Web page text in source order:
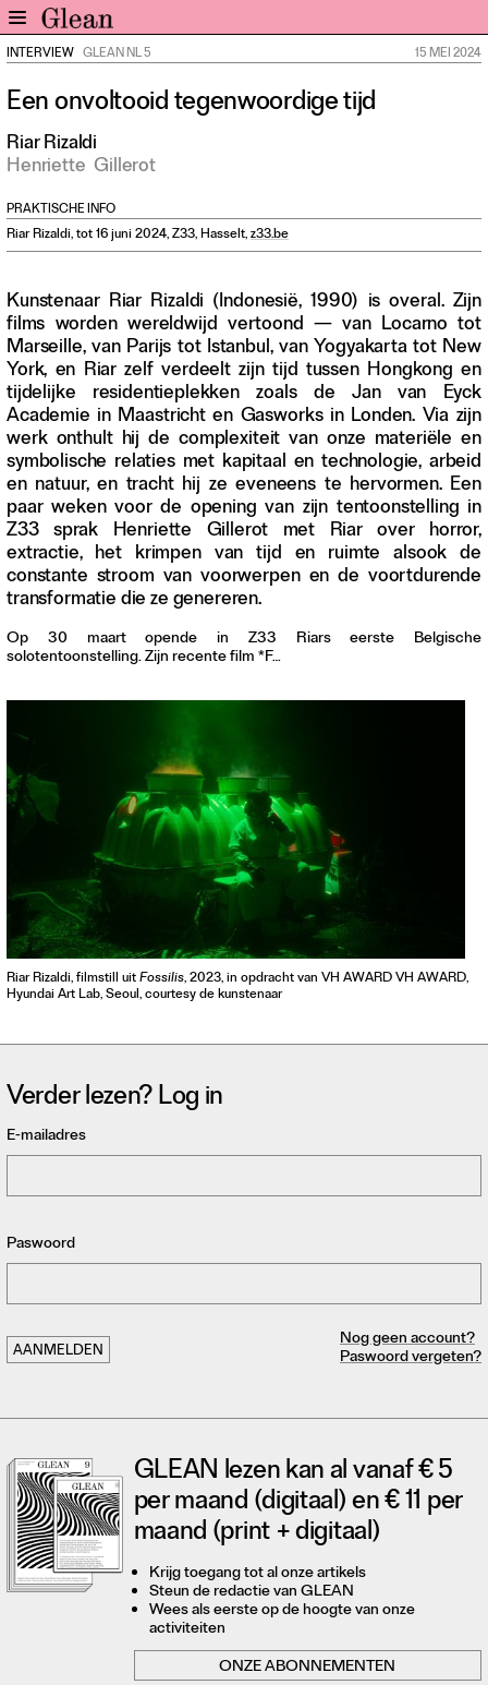
Nieuws
Expo
Interviews
Inzicht
Events
Meer rubrieken
Alle nummers
Aanmelden
Abonneren
Adverteren
Nieuwsbrief
Over GLEAN
Contact
Waar is GLEAN te koop
Privacy
Instagram
INTERVIEW GLEAN NL 5 15 MEI 2024
Een onvoltooid tegenwoordige tijd
Riar Rizaldi
Henriette Gillerot
PRAKTISCHE INFO
Riar Rizaldi, tot 16 juni 2024, Z33, Hasselt,z33.be
Kunstenaar Riar Rizaldi (Indonesië, 1990) is overal. Zijn
films worden wereldwijd vertoond — van Locarno tot
Marseille, van Parijs tot Istanbul, van Yogyakarta tot New
York, en Riar zelf verdeelt zijn tijd tussen Hongkong en
tijdelijke residentieplekken zoals de Jan van Eyck
Academie in Maastricht en Gasworks in Londen. Via zijn
werk onthult hij de complexiteit van onze materiële en
symbolische relaties met kapitaal en technologie, arbeid
en natuur, en tracht hij ze eveneens te hervormen. Een
paar weken voor de opening van zijn tentoonstelling in
Z33 sprak Henriette Gillerot met Riar over horror,
extractie, het krimpen van tijd en ruimte alsook de
constante stroom van voorwerpen en de voortdurende
transformatie die ze genereren.
Op 30 maart opende in Z33 Riars eerste Belgische
solotentoonstelling. Zijn recente film *F…
Riar Rizaldi, filmstill uitFossilis, 2023, in opdracht van VH AWARD VH AWARD,
Hyundai Art Lab, Seoul, courtesy de kunstenaar
Verder lezen? Log in
E-mailadres
Paswoord
Nog geen account?
Paswoord vergeten?
GLEAN lezen kan al vanaf € 5
per maand (digitaal) en € 11 per
maand (print + digitaal)
Krijg toegang tot al onze artikels
Steun de redactie van GLEAN
Wees als eerste op de hoogte van onze
activiteiten
ONZE ABONNEMENTEN